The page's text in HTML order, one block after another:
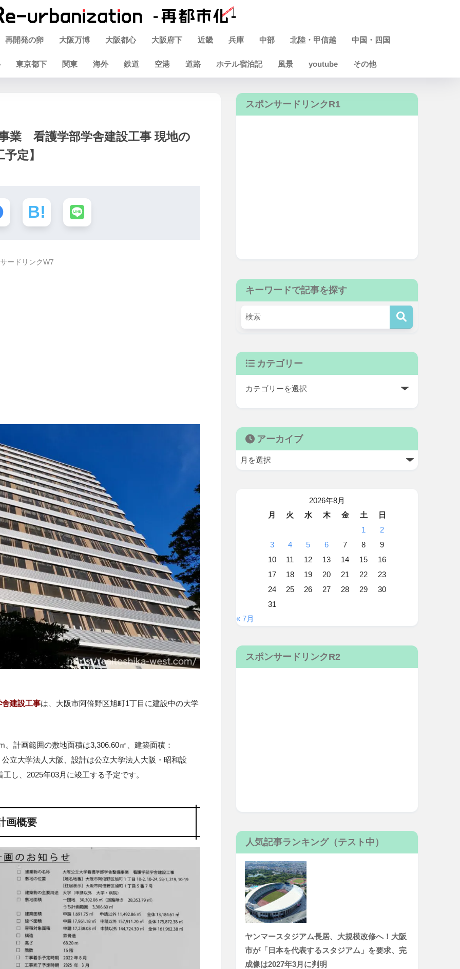
再開発の卵 大阪万博 大阪都心 大阪府下 近畿 兵庫 中部 北陸・甲信越 中国・四国
東京都下 関東 海外 鉄道 空港 道路 ホテル宿泊記 風景 youtube その他
業 看護学部学舎建設工事 現地の
定】
ードリンクW7
建設工事は、大阪市阿倍野区旭町1丁目に建設中の大学
。 計画範囲の敷地面積は3,306.60㎡、建築面積：
立大学法人大阪、設計は公立大学法人大阪・昭和設
し、 2025年03月に竣工する予定です。
画概要
スポンサードリンクR1
キーワードで記事を探す
カテゴリー
アーカイブ
2026年8月
月
火 水 木 金 土
日
1
2
3
4 5 6 7 8
9
10
11 12 13 14 15
16
17
18 19 20 21 22
23
24
25 26 27 28 29
30
31
« 7月
スポンサードリンクR2
人気記事ランキング（テスト中）
ヤンマースタジアム長居、大規模改修へ！大阪
市が「日本を代表するスタジアム」を要求、完
成像は2027年3月に判明